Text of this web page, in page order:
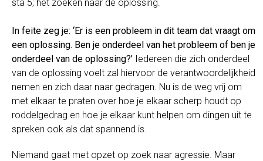
sta 5; het zoeken naar de oplossing.
In feite zeg je: ‘Er is een probleem in dit team dat vraagt om
een oplossing. Ben je onderdeel van het probleem of ben je
onderdeel van de oplossing?’ Iedereen die zich onderdeel
van de oplossing voelt zal hiervoor de verantwoordelijkheid
nemen en zich daar naar gedragen. Nu is de weg vrij om
met elkaar te praten over hoe je elkaar scherp houdt op
roddelgedrag en hoe je elkaar kunt helpen om dingen uit te
spreken ook als dat spannend is.
Niemand gaat met opzet op zoek naar agressie. Maar